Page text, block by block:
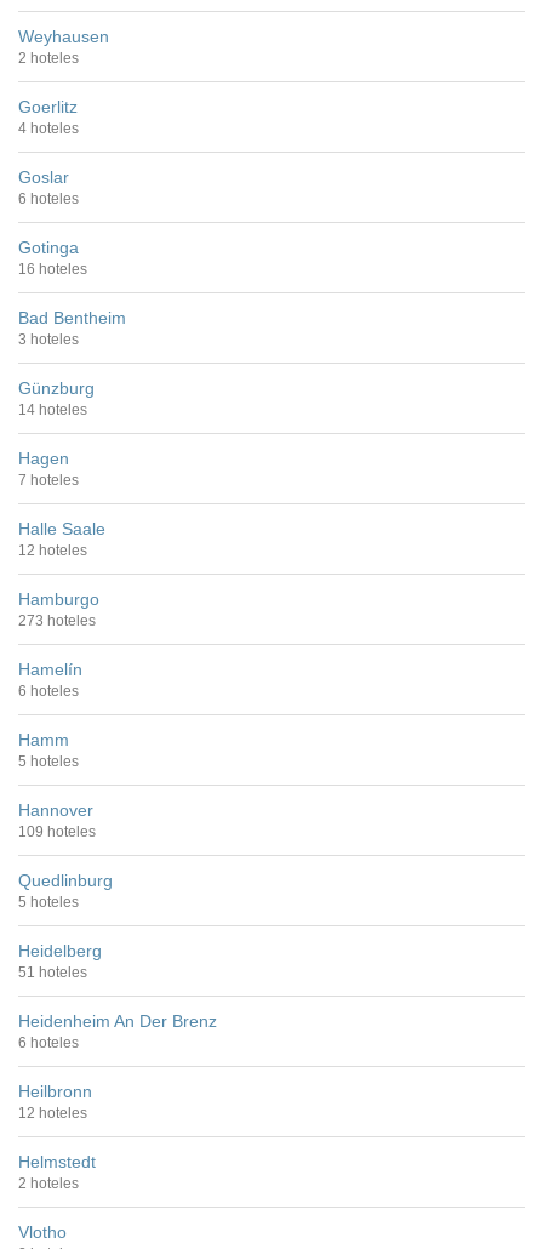
Weyhausen
2 hoteles
Goerlitz
4 hoteles
Goslar
6 hoteles
Gotinga
16 hoteles
Bad Bentheim
3 hoteles
Günzburg
14 hoteles
Hagen
7 hoteles
Halle Saale
12 hoteles
Hamburgo
273 hoteles
Hamelín
6 hoteles
Hamm
5 hoteles
Hannover
109 hoteles
Quedlinburg
5 hoteles
Heidelberg
51 hoteles
Heidenheim An Der Brenz
6 hoteles
Heilbronn
12 hoteles
Helmstedt
2 hoteles
Vlotho